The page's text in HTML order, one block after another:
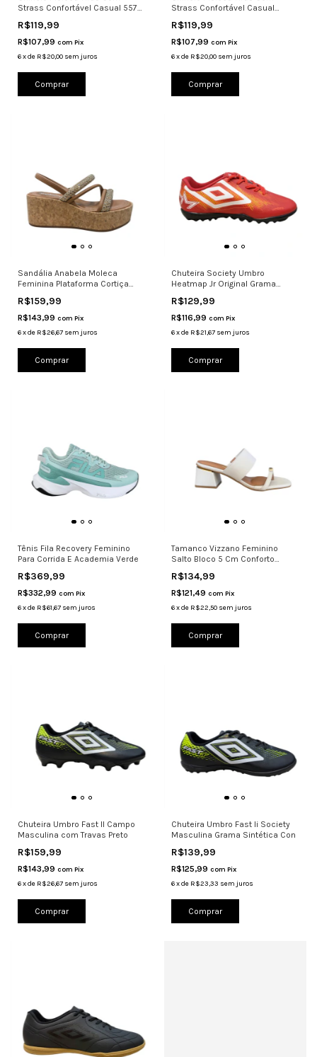
Strass Confortável Casual 5570
R$119,99
R$107,99 com Pix
6xde R$20,00 sem juros
Comprar
Strass Confortável Casual
R$119,99
R$107,99 com Pix
6 xde R$20,00 sem juros
Comprar
Sandália Anabela Moleca
Feminina Plataforma Cortiça
R$159,99
R$143,99 com Pix
6xde R$26,67 sem juros
Comprar
Chuteira Society Umbro
Heatmap Jr Original Grama
R$129,99
R$116,99 com Pix
6 xde R$21,67 sem juros
Comprar
Tênis Fila Recovery Feminino
Para Corrida E Academia Verde
R$369,99
R$332,99 com Pix
6xde R$61,67 sem juros
Comprar
Tamanco Vizzano Feminino
Salto Bloco 5 Cm Conforto
R$134,99
R$121,49 com Pix
6 xde R$22,50 sem juros
Comprar
Chuteira Umbro Fast II Campo
Masculina com Travas Preto
R$159,99
R$143,99 com Pix
6xde R$26,67 sem juros
Comprar
Chuteira Umbro Fast Ii Society
Masculina Grama Sintética Con
R$139,99
R$125,99 com Pix
6 xde R$23,33 sem juros
Comprar